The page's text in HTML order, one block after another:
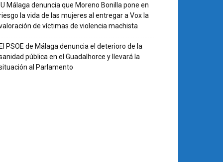
Málaga denuncia que Moreno Bonilla pone en
la vida de las mujeres al entregar a Vox la
de víctimas de violencia machista
PSOE de Málaga denuncia el deterioro de la
pública en el Guadalhorce y llevará la
al Parlamento